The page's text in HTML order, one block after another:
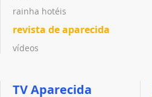
rainha hotéis
revista de aparecida
vídeos
TV Aparecida